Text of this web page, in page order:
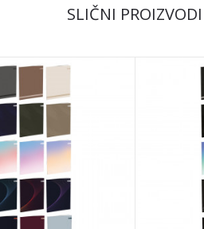
SLIČNI PROIZVODI